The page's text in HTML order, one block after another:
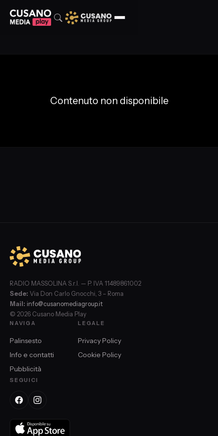
Contenuto non disponibile
RADIO MASSOLINA S.r.l. — P. IVA 11489861002
Sede: Via Don Carlo Gnocchi, 3 – Roma
Mail: info@cusanomediagroup.it
© 2026 Cusano Media Play
NAVIGA
Palinsesto
Info e contatti
Pubblicità
LEGALE
Privacy Policy
Cookie Policy
SEGUICI